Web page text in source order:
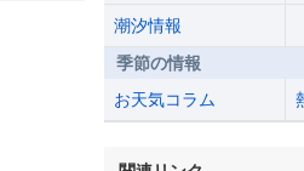
潮汐情報
季節の情報
お天気コラム